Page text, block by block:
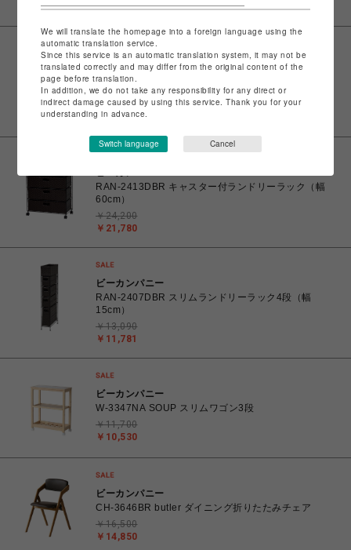
￥23,562
ビーカンパニー
RAN-2415DBR キャスター付ハイランドリーラック
（幅40cm）
￥19,305
￥21,450
RAN-2413DBR キャスター付ランドリーラック（幅
60cm）
￥21,780
￥24,200
ビーカンパニー
RAN-2407DBR スリムランドリーラック4段（幅
15cm）
￥11,781
￥13,090
ビーカンパニー
W-3347NA SOUP スリムワゴン3段
￥10,530
￥11,700
ビーカンパニー
CH-3646BR butler ダイニング折りたたみチェア
￥14,850
￥16,500
We will translate the homepage into a foreign language using the
automatic translation service.
Since this service is an automatic translation system, it may not be
translated correctly and may differ from the original content of the
page before translation.
In addition, we do not take any responsibility for any direct or
indirect damage caused by using this service. Thank you for your
understanding in advance.
Switch language Cancel